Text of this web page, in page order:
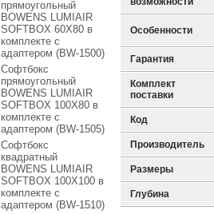
Особенности
Гарантия
Комплект
поставки
Код
Производитель
Размеры
Глубина
прямоугольный
BOWENS LUMIAIR
SOFTBOX 60X80 в
комплекте с
адаптером (BW-1500)
Софтбокс
прямоугольный
BOWENS LUMIAIR
SOFTBOX 100X80 в
комплекте с
адаптером (BW-1505)
Софтбокс
квадратный
BOWENS LUMIAIR
SOFTBOX 100X100 в
комплекте с
адаптером (BW-1510)